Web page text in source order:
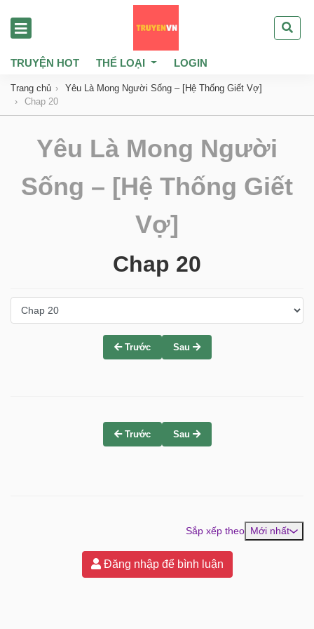
TRUYỆN HOT THỂ LOẠI LOGIN
Trang chủ
Yêu Là Mong Người Sống – [Hệ Thống Giết Vợ]
Chap 20
Yêu Là Mong Người
Sống – [Hệ Thống Giết
Vợ]
Chap 20
Trước Sau
Trước Sau
Sắp xếp theo Mới nhất
Đăng nhập để bình luận